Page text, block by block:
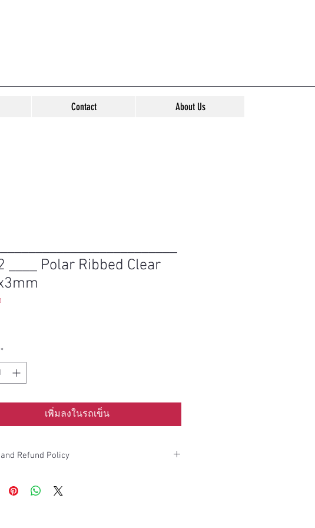
Contact About Us
2 ____ Polar Ribbed Clear
*
เพิ่มลงในรถเข็น
Refund Policy